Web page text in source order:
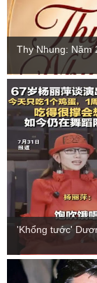
Thy Nhung: Năm
'Khổng tước'